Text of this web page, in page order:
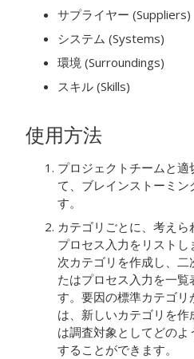
サプライヤー (Suppliers)
システム (Systems)
環境 (Surroundings)
スキル (Skills)
使用方法
プロジェクトチームと
て、ブレインストーミン
す。
カテゴリごとに、考え
プロセス入力をリスト
次カテゴリを作成し、
たはプロセス入力を一覧
す。要因の標準カテゴ
は、新しいカテゴリを
は調査対象としてどの
することができます。